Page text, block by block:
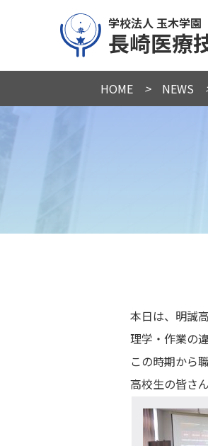
学校法人 玉木学園
長崎医療
HOME > NEWS
本日は、明誠
理学・作業の
この時期から
高校生の皆さ